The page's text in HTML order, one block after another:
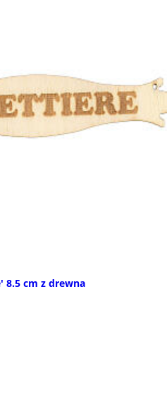
8.5 cm z drewna